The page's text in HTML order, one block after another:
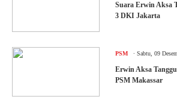
Suara Erwin Aksa
3 DKI Jakarta
PSM Sabtu, 09
Erwin Aksa
PSM Makassar